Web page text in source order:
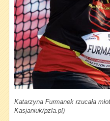
Katarzyna Furmanek rzucała
Kasjaniuk/pzla.pl)